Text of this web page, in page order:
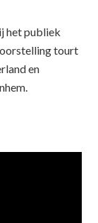
het publiek
tourt
en